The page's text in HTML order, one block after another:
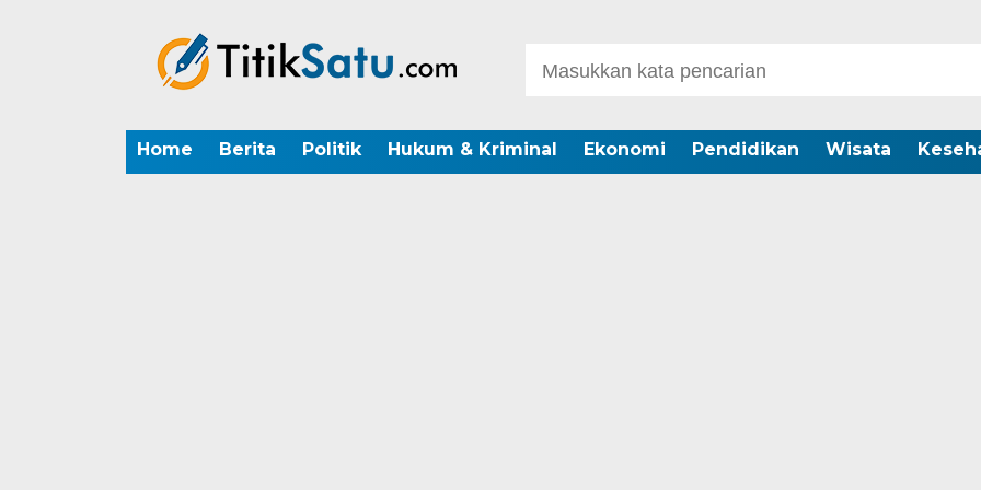
Home Berita Politik Hukum & Kriminal Ekonomi Pendidikan Wisata